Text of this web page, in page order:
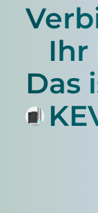
Ihr
Das